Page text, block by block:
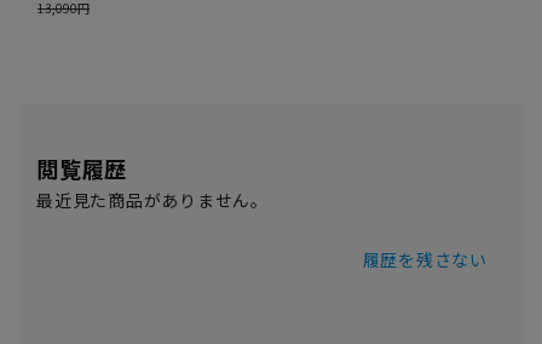
閲覧履歴
最近見た商品がありません。
履歴を残さない